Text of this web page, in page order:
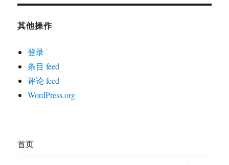
其他操作
登录
条目 feed
评论 feed
WordPress.org
首页